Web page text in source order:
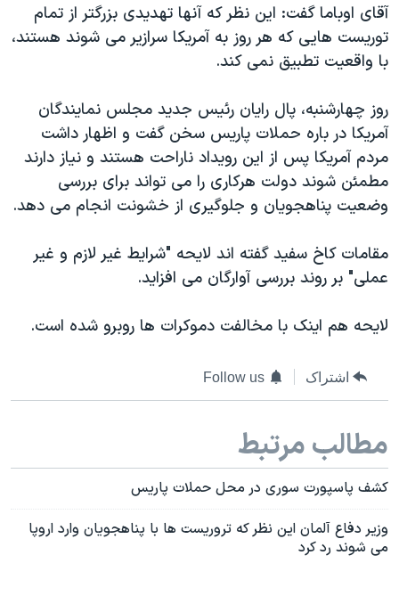
آقای اوباما گفت: این نظر که آنها تهدیدی بزرگتر از تمام
توریست هایی که هر روز به آمریکا سرازیر می شوند هستند،
با واقعیت تطبیق نمی کند.
روز چهارشنبه، پال رایان رئیس جدید مجلس نمایندگان
آمریکا در باره حملات پاریس سخن گفت و اظهار داشت
مردم آمریکا پس از این رویداد ناراحت هستند و نیاز دارند
مطمئن شوند دولت هرکاری را می تواند برای بررسی
وضعیت پناهجویان و جلوگیری از خشونت انجام می دهد.
مقامات کاخ سفید گفته اند لایحه "شرایط غیر لازم و غیر
عملی" بر روند بررسی آوارگان می افزاید.
لایحه هم اینک با مخالفت دموکرات ها روبرو شده است.
اشتراک Follow us
مطالب مرتبط
کشف پاسپورت سوری در محل حملات پاریس
وزیر دفاع آلمان این نظر که تروریست ها با پناهجویان وارد اروپا
می شوند رد کرد